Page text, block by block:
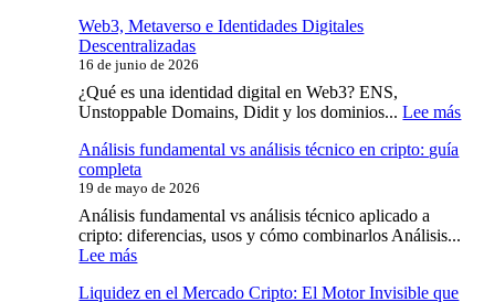
lo
y
No
Puedes
Hacer
funciona,
impacto
y
Web3, Metaverso e Identidades Digitales
Descentralizadas
16 de junio de 2026
¿Qué es una identidad digital en Web3? ENS,
Unstoppable Domains, Didit y los dominios...Lee más:
Análisis fundamental vs análisis técnico en cripto: guía
completa
19 de mayo de 2026
Análisis fundamental vs análisis técnico aplicado a
cripto: diferencias, usos y cómo combinarlos Análisis...
Lee más:
fundamental
Liquidez en el Mercado Cripto: El Motor Invisible que